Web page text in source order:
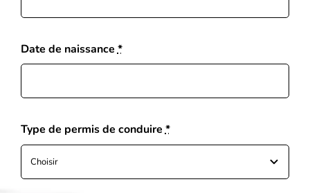
Date de naissance*
Type de permis de conduire*